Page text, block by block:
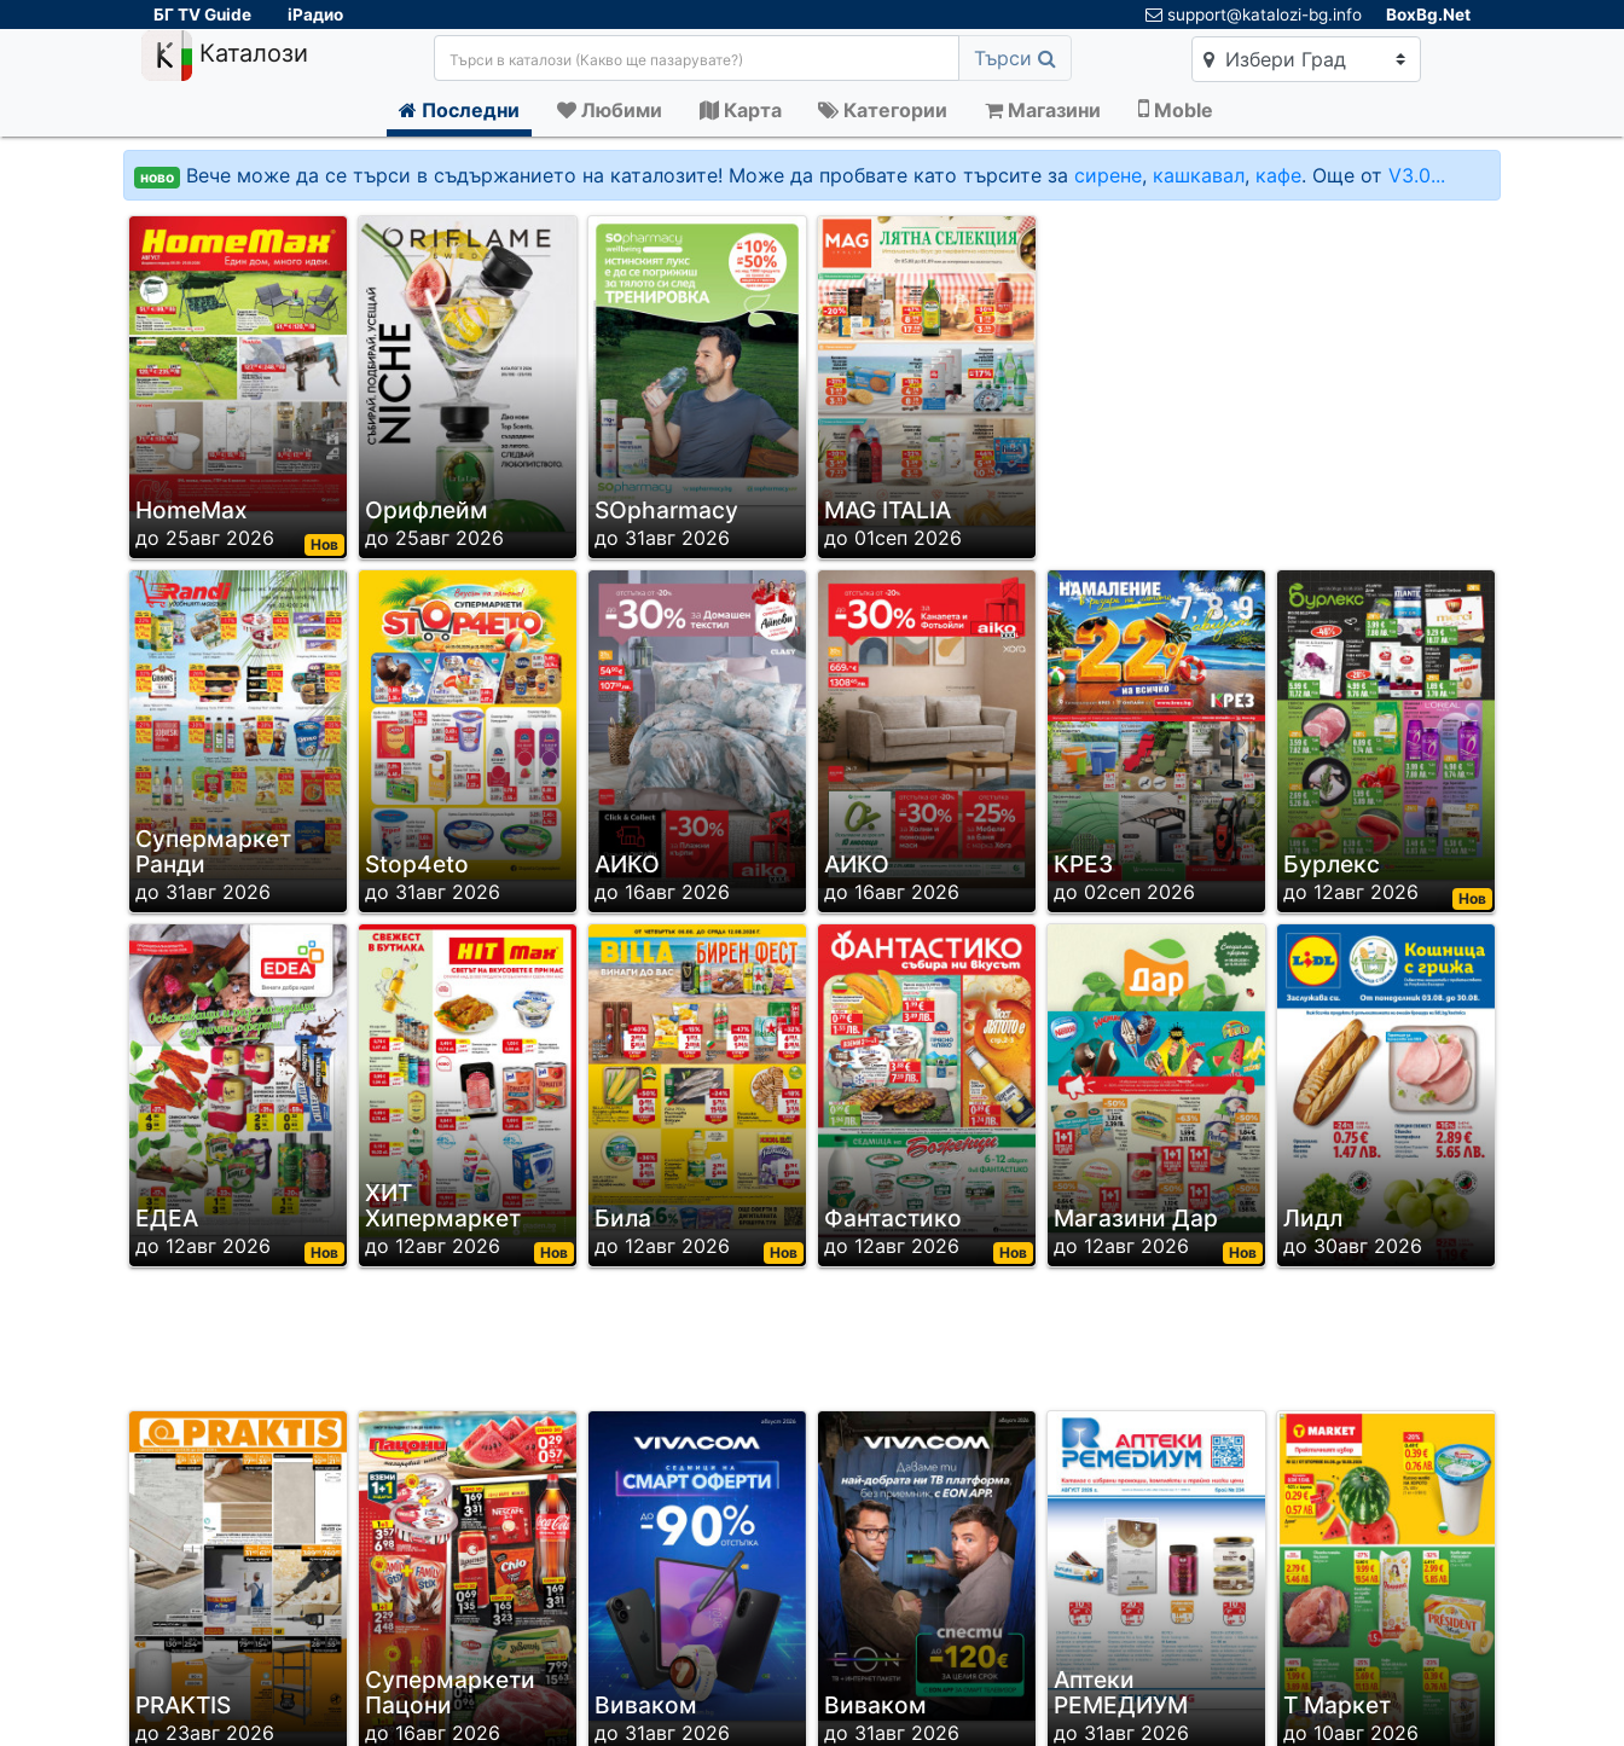
БГ TV Guide iРадио support@katalozi-bg.info BoxBg.Net
Каталози Търси Избери Град
Последни Любими Карта Категории Магазини Moble
×
ново Вече може да се търси в съдържанието на каталозите! Може да пробвате като търсите за сирене, кашкавал, кафе. Още от V3.0...
Нов
HomeMax
до 25авг 2026
Орифлейм
до 25авг 2026
SОpharmacy
до 31авг 2026
MAG ITALIA
до 01сеп 2026
Супермаркет
Ранди
до 31авг 2026
Stop4eto
до 31авг 2026
АИКО
до 16авг 2026
АИКО
до 16авг 2026
КРЕЗ
до 02сеп 2026 Нов
Бурлекс
до 12авг 2026
Нов
ЕДЕА
до 12авг 2026 Нов
ХИТ
Хипермаркет
до 12авг 2026 Нов
Била
до 12авг 2026 Нов
Фантастико
до 12авг 2026 Нов
Магазини Дар
до 12авг 2026
Лидл
до 30авг 2026
PRAKTIS
до 23авг 2026
Супермаркети
Пацони
до 16авг 2026
Виваком
до 31авг 2026
Виваком
до 31авг 2026
Аптеки
РЕМЕДИУМ
до 31авг 2026
Т Маркет
до 10авг 2026